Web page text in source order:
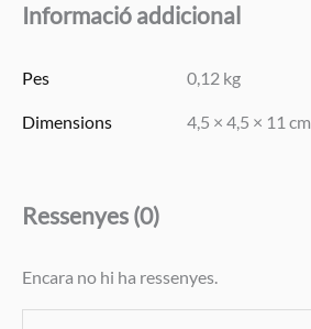
Informació addicional
Pes 0,12 kg
Dimensions 4,5 × 4,5 × 11 cm
Ressenyes (0)
Encara no hi ha ressenyes.